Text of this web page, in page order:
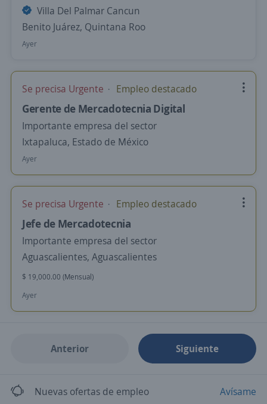
Villa Del Palmar Cancun
Benito Juárez, Quintana Roo
Ayer
Se precisa Urgente Empleo destacado
Gerente de Mercadotecnia Digital
Importante empresa del sector
Ixtapaluca, Estado de México
Ayer
Se precisa Urgente Empleo destacado
Jefe de Mercadotecnia
Importante empresa del sector
Aguascalientes, Aguascalientes
$ 19,000.00 (Mensual)
Ayer
Anterior Siguiente
Nuevas ofertas de empleo Avísame